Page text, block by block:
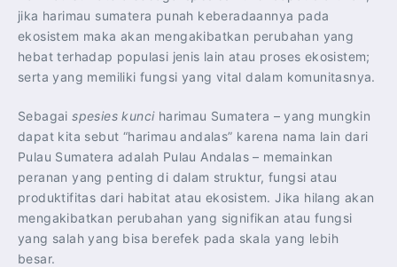
jika harimau sumatera punah keberadaannya pada
ekosistem maka akan mengakibatkan perubahan yang
hebat terhadap populasi jenis lain atau proses ekosistem;
serta yang memiliki fungsi yang vital dalam komunitasnya.
Sebagaispesies kunciharimau Sumatera – yang mungkin
dapat kita sebut “harimau andalas” karena nama lain dari
Pulau Sumatera adalah Pulau Andalas – memainkan
peranan yang penting di dalam struktur, fungsi atau
produktifitas dari habitat atau ekosistem. Jika hilang akan
mengakibatkan perubahan yang signifikan atau fungsi
yang salah yang bisa berefek pada skala yang lebih
besar.